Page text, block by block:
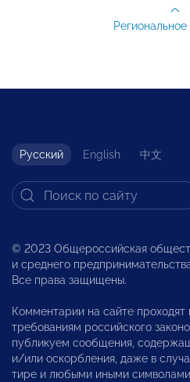
Региональное
Русский English 中文
© 2023 Общероссийская
и среднего
Все права защищены.
Комментарии на сайте
требованиям российского
публикуем сообщения,
и/или оскорбления, даже в
тире и любыми иными